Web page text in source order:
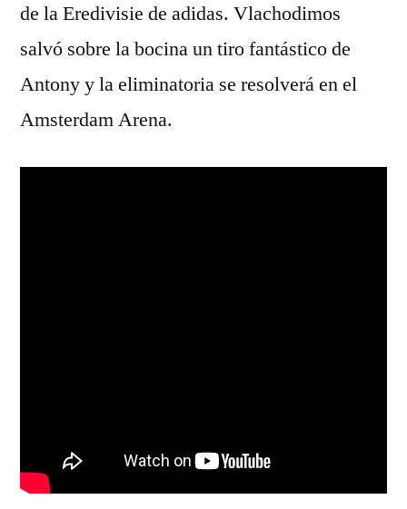
de la Eredivisie de adidas. Vlachodimos
salvó sobre la bocina un tiro fantástico de
Antony y la eliminatoria se resolverá en el
Amsterdam Arena.